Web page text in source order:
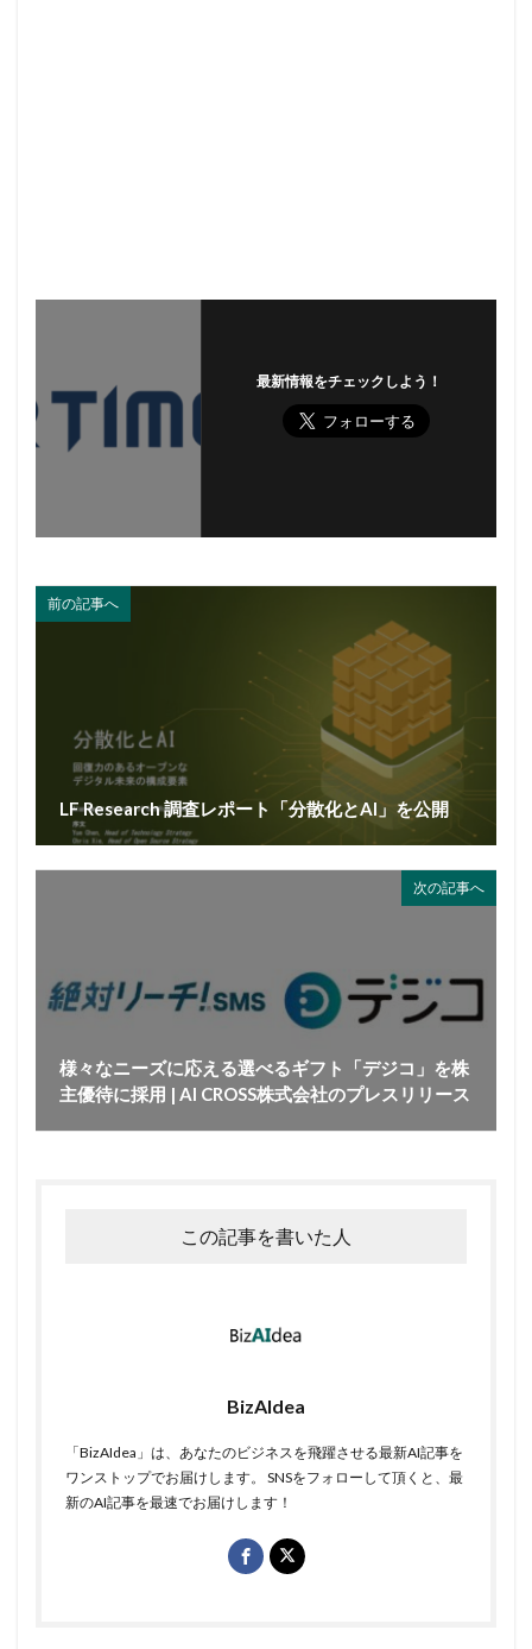
最新情報をチェックしよう！
前の記事へ
LF Research 調査レポート「分散化とAI」を公開
次の記事へ
様々なニーズに応える選べるギフト「デジコ」を株
主優待に採用 | AI CROSS株式会社のプレスリリース
この記事を書いた人
BizAIdea
「BizAIdea」は、あなたのビジネスを飛躍させる最新AI記事を
ワンストップでお届けします。 SNSをフォローして頂くと、最
新のAI記事を最速でお届けします！